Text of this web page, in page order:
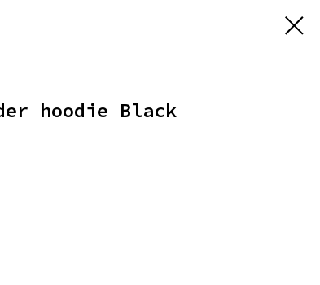
hoodie Black